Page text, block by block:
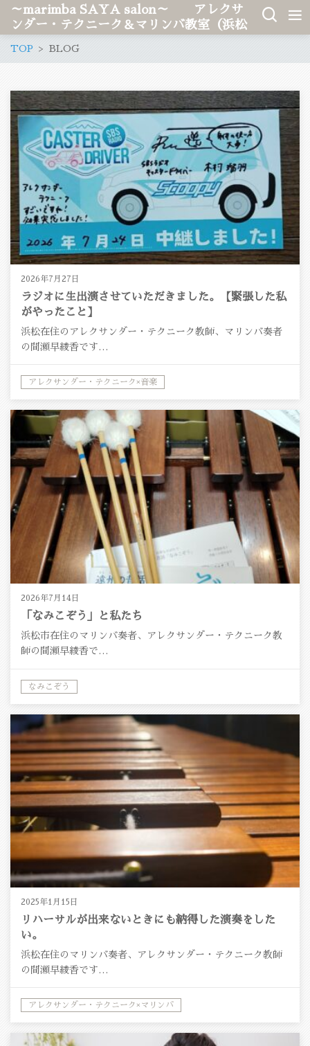
～marimba SAYA salon～ アレクサ
ンダー・テクニーク＆マリンバ教室（浜松
TOP BLOG
2026年7月27日
ラジオに生出演させていただきました。【緊張した私
がやったこと】
浜松在住のアレクサンダー・テクニーク教師、マリンバ奏者
の間瀬早綾香です…
アレクサンダー・テクニーク×音楽
2026年7月14日
「なみこぞう」と私たち
浜松市在住のマリンバ奏者、アレクサンダー・テクニーク教
師の間瀬早綾香で…
なみこぞう
2025年1月15日
リハーサルが出来ないときにも納得した演奏をした
い。
浜松在住のマリンバ奏者、アレクサンダー・テクニーク教師
の間瀬早綾香です…
アレクサンダー・テクニーク×マリンバ